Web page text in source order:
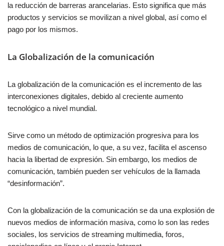
la reducción de barreras arancelarias. Esto significa que más
productos y servicios se movilizan a nivel global, así como el
pago por los mismos.
La Globalización de la comunicación
La globalización de la comunicación es el incremento de las
interconexiones digitales, debido al creciente aumento
tecnológico a nivel mundial.
Sirve como un método de optimización progresiva para los
medios de comunicación, lo que, a su vez, facilita el ascenso
hacia la libertad de expresión. Sin embargo, los medios de
comunicación, también pueden ser vehículos de la llamada
“desinformación”.
Con la globalización de la comunicación se da una explosión de
nuevos medios de información masiva, como lo son las redes
sociales, los servicios de streaming multimedia, foros,